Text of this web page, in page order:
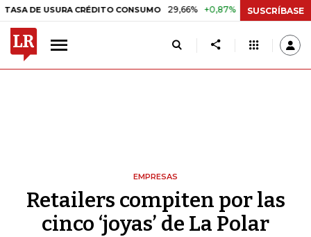
USURA CRÉDITO CONSUMO 29,66% +0,87% +3,02% DTF
SUSCRÍBASE
EMPRESAS
Retailers compiten por las
cinco ‘joyas’ de La Polar